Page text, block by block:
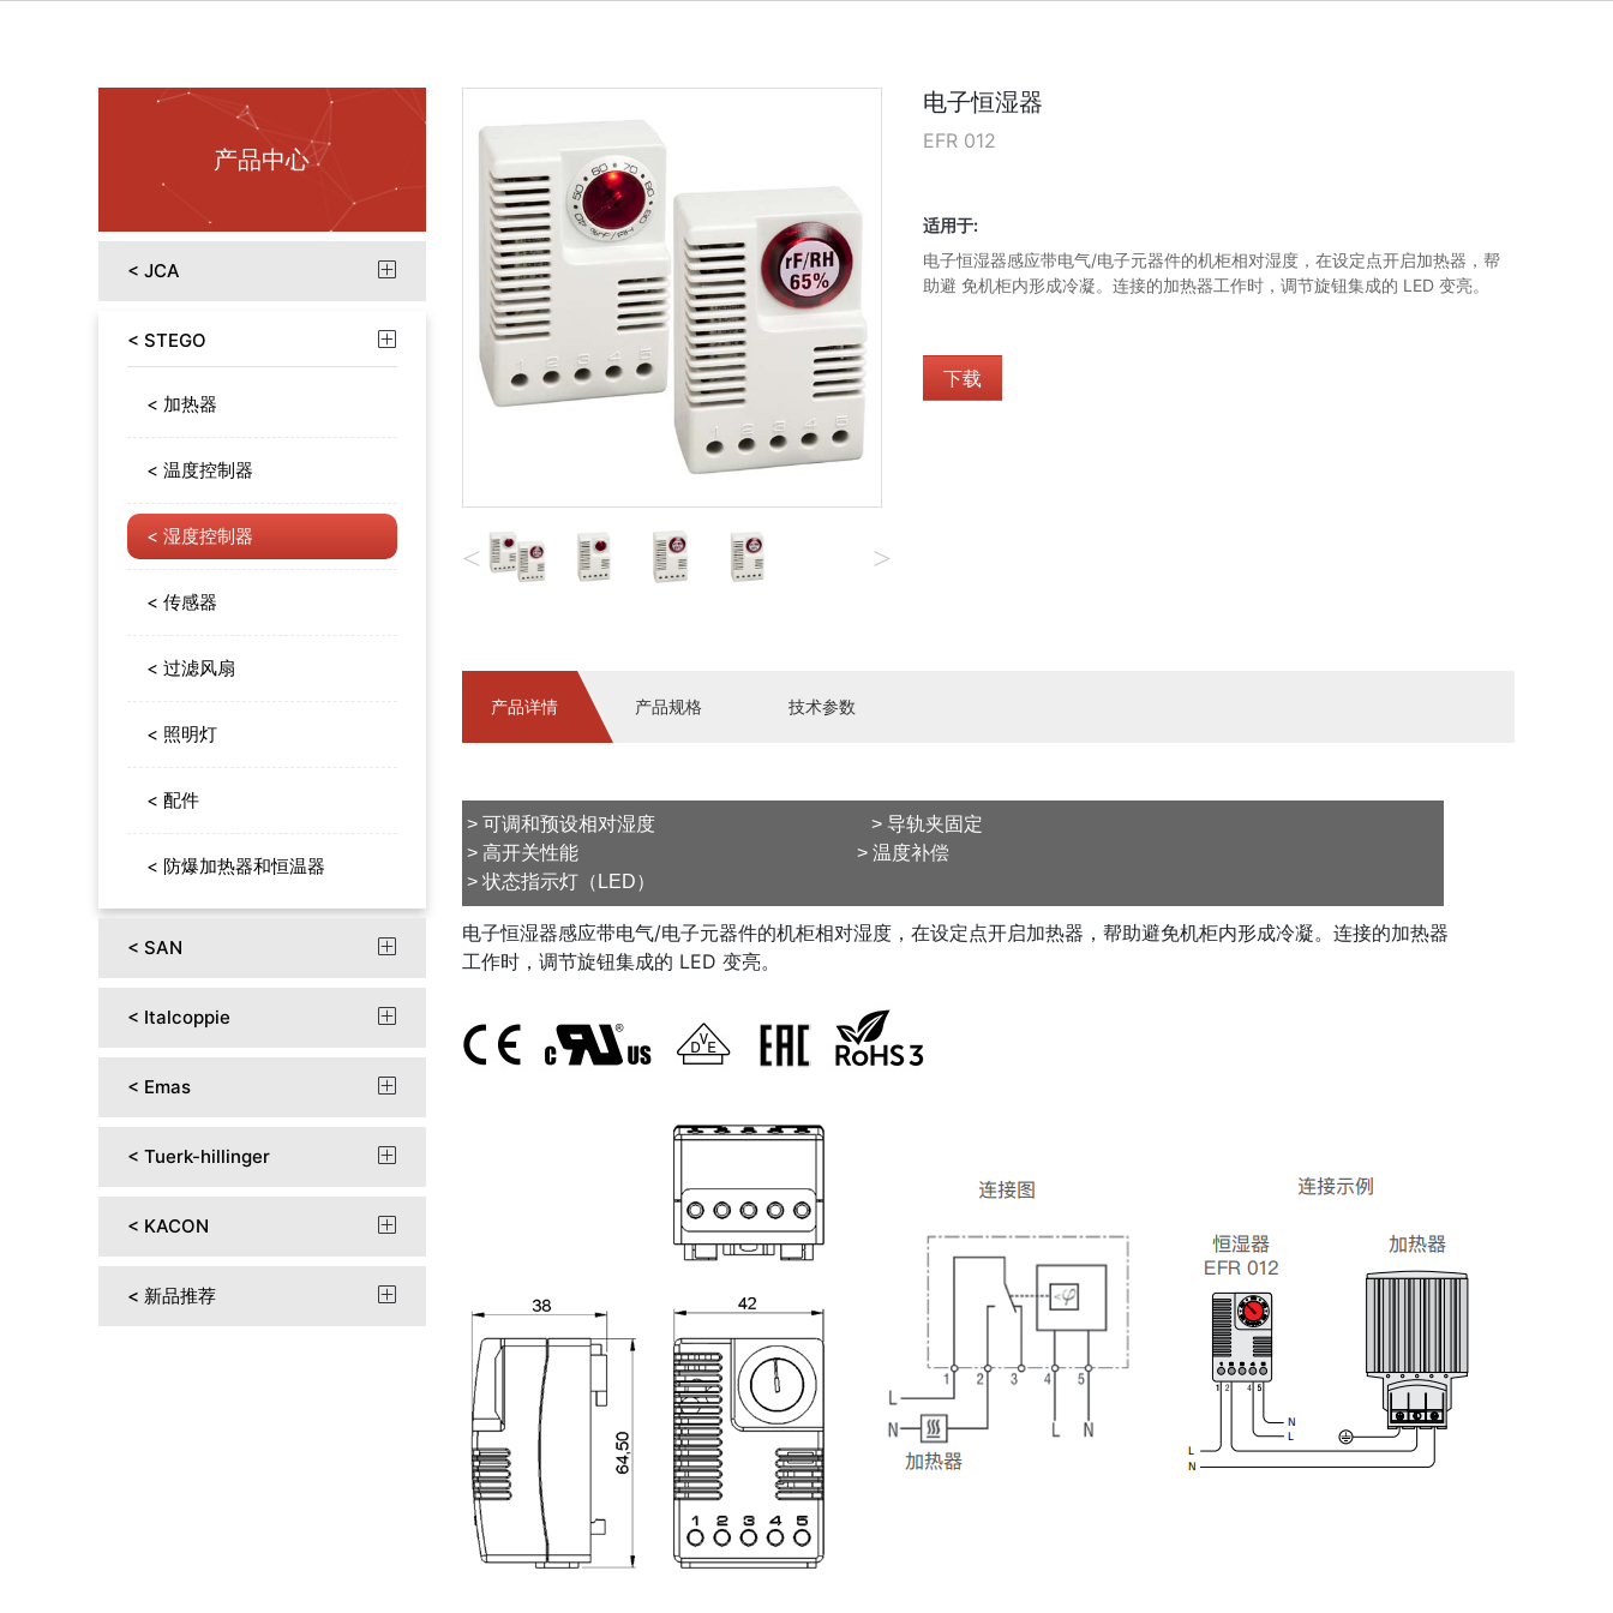
产品中心
< JCA 
< STEGO 
< 加热器
< 温度控制器
< 湿度控制器
< 传感器
< 过滤风扇
< 照明灯
< 配件
< 防爆加热器和恒温器
< SAN 
< Italcoppie 
< Emas 
< Tuerk-hillinger 
< KACON 
< 新品推荐 
< >
电子恒湿器
EFR 012
适用于:
电子恒湿器感应带电气/电子元器件的机柜相对湿度，在设定点开启加热器，帮
助避 免机柜内形成冷凝。连接的加热器工作时，调节旋钮集成的 LED 变亮。
下载
产品详情 产品规格 技术参数
> 可调和预设相对湿度 > 导轨夹固定
> 高开关性能 > 温度补偿
> 状态指示灯（LED）
电子恒湿器感应带电气/电子元器件的机柜相对湿度，在设定点开启加热器，帮助避免机柜内形成冷凝。连接的加热器
工作时，调节旋钮集成的 LED 变亮。